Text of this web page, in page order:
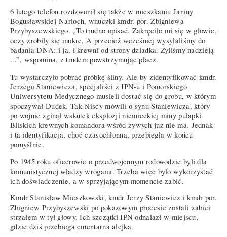
6 lutego telefon rozdzwonił się także w mieszkaniu Janiny
Bogusławskiej-Narloch, wnuczki kmdr. por. Zbigniewa
Przybyszewskiego. „To trudno opisać. Zakręciło mi się w głowie,
oczy zrobiły się mokre. A przecież wcześniej wysyłaliśmy do
badania DNA: i ja, i krewni od strony dziadka. Żyliśmy nadzieją
...”, wspomina, z trudem powstrzymując płacz.
Tu wystarczyło pobrać próbkę śliny. Ale by zidentyfikować kmdr.
Jerzego Staniewicza, specjaliści z IPN-u i Pomorskiego
Uniwersytetu Medycznego musieli dostać się do grobu, w którym
spoczywał Dudek. Tak bliscy mówili o synu Staniewicza, który
po wojnie zginął wskutek eksplozji niemieckiej miny pułapki.
Bliskich krewnych komandora wśród żywych już nie ma. Jednak
i ta identyfikacja, choć czasochłonna, przebiegła w końcu
pomyślnie.
Po 1945 roku oficerowie o przedwojennym rodowodzie byli dla
komunistycznej władzy wrogami. Trzeba więc było wykorzystać
ich doświadczenie, a w sprzyjającym momencie zabić.
Kmdr Stanisław Mieszkowski, kmdr Jerzy Staniewicz i kmdr por.
Zbigniew Przybyszewski po pokazowym procesie zostali zabici
strzałem w tył głowy. Ich szczątki IPN odnalazł w miejscu,
gdzie dziś przebiega cmentarna alejka.